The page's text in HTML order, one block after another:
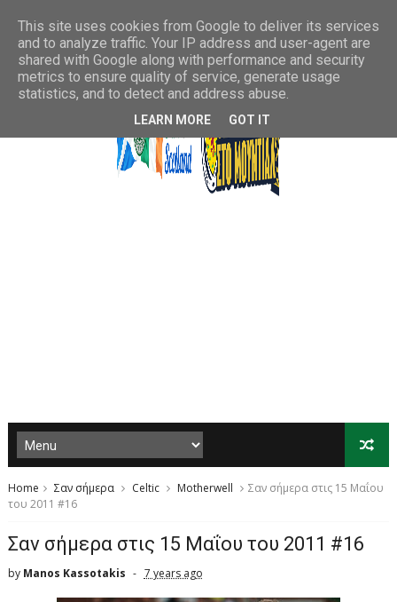
Home Σαν σήμερα Celtic Motherwell
Σαν σήμερα στις 15 Μαΐου
του 2011 #16
Σαν σήμερα στις 15 Μαΐου του 2011 #16
by Manos Kassotakis 7 years ago
This site uses cookies from Google to deliver its services
and to analyze traffic. Your IP address and user-agent are
shared with Google along with performance and security
metrics to ensure quality of service, generate usage
statistics, and to detect and address abuse.
LEARN MORE GOT IT